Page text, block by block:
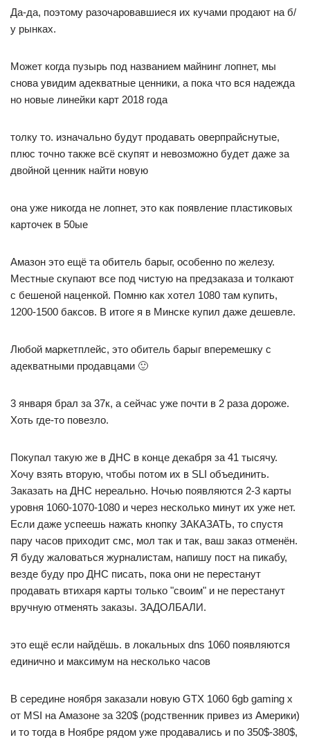
Да-да, поэтому разочаровавшиеся их кучами продают на б/
у рынках.
Может когда пузырь под названием майнинг лопнет, мы
снова увидим адекватные ценники, а пока что вся надежда
но новые линейки карт 2018 года
толку то. изначально будут продавать оверпрайснутые,
плюс точно также всё скупят и невозможно будет даже за
двойной ценник найти новую
она уже никогда не лопнет, это как появление пластиковых
карточек в 50ые
Амазон это ещё та обитель барыг, особенно по железу.
Местные скупают все под чистую на предзаказа и толкают
с бешеной наценкой. Помню как хотел 1080 там купить,
1200-1500 баксов. В итоге я в Минске купил даже дешевле.
Любой маркетплейс, это обитель барыг вперемешку с
адекватными продавцами 🙂
3 января брал за 37к, а сейчас уже почти в 2 раза дороже.
Хоть где-то повезло.
Покупал такую же в ДНС в конце декабря за 41 тысячу.
Хочу взять вторую, чтобы потом их в SLI объединить.
Заказать на ДНС нереально. Ночью появляются 2-3 карты
уровня 1060-1070-1080 и через несколько минут их уже нет.
Если даже успеешь нажать кнопку ЗАКАЗАТЬ, то спустя
пару часов приходит смс, мол так и так, ваш заказ отменён.
Я буду жаловаться журналистам, напишу пост на пикабу,
везде буду про ДНС писать, пока они не перестанут
продавать втихаря карты только "своим" и не перестанут
вручную отменять заказы. ЗАДОЛБАЛИ.
это ещё если найдёшь. в локальных dns 1060 появляются
единично и максимум на несколько часов
В середине ноября заказали новую GTX 1060 6gb gaming x
от MSI на Амазоне за 320$ (родственник привез из Америки)
и то тогда в Ноябре рядом уже продавались и по 350$-380$,